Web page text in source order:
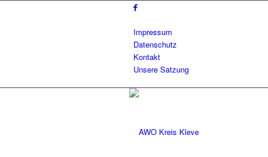
Impressum
Datenschutz
Kontakt
Unsere Satzung